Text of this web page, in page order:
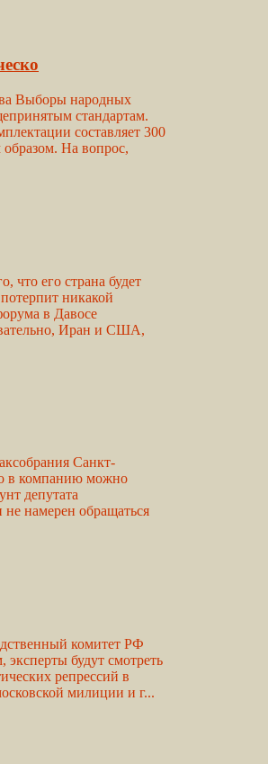
Выборы народных
стандартам.
составляет 300
На вопрос,
что его страна будет
никакой
в Давосе
Иран и США,
Санкт-
в компанию можно
депутата
намерен обращаться
комитет РФ
эксперты будут смотреть
репрессий в
милиции и г...